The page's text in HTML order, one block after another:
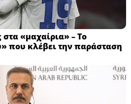
«μαχαίρια» – Το
που κλέβει την παράσταση